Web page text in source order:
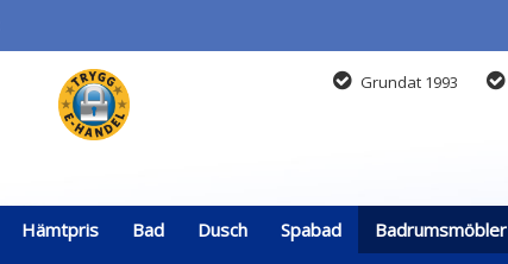
Grundat 1993
Hämtpris Bad Dusch Spabad Badrumsmöbler